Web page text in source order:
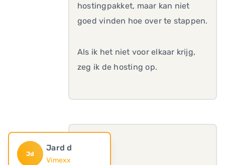
hostingpakket, maar kan niet
goed vinden hoe over te stappen.
Als ik het niet voor elkaar krijg,
zeg ik de hosting op.
Jd
Jard d
Vimexx